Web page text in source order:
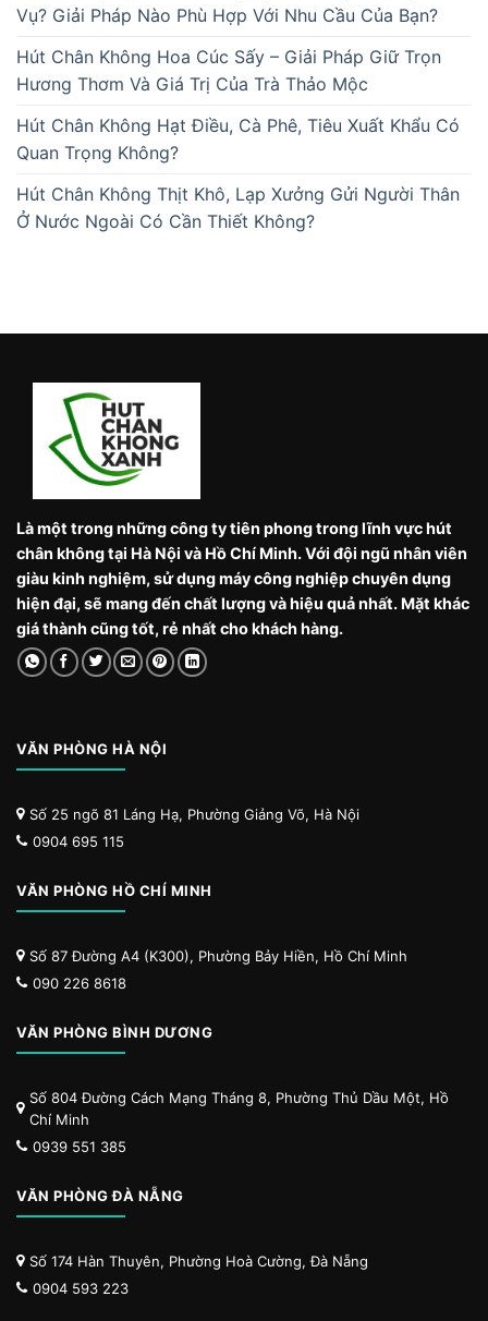
Vụ? Giải Pháp Nào Phù Hợp Với Nhu Cầu Của Bạn?
Hút Chân Không Hoa Cúc Sấy – Giải Pháp Giữ Trọn
Hương Thơm Và Giá Trị Của Trà Thảo Mộc
Hút Chân Không Hạt Điều, Cà Phê, Tiêu Xuất Khẩu Có
Quan Trọng Không?
Hút Chân Không Thịt Khô, Lạp Xưởng Gửi Người Thân
Ở Nước Ngoài Có Cần Thiết Không?
Là một trong những công ty tiên phong trong lĩnh vực hút
chân không tại Hà Nội và Hồ Chí Minh. Với đội ngũ nhân viên
giàu kinh nghiệm, sử dụng máy công nghiệp chuyên dụng
hiện đại, sẽ mang đến chất lượng và hiệu quả nhất. Mặt khác
giá thành cũng tốt, rẻ nhất cho khách hàng.
VĂN PHÒNG HÀ NỘI
Số 25 ngõ 81 Láng Hạ, Phường Giảng Võ, Hà Nội
0904 695 115
VĂN PHÒNG HỒ CHÍ MINH
Số 87 Đường A4 (K300), Phường Bảy Hiền, Hồ Chí Minh
090 226 8618
VĂN PHÒNG BÌNH DƯƠNG
Số 804 Đường Cách Mạng Tháng 8, Phường Thủ Dầu Một, Hồ
Chí Minh
0939 551 385
VĂN PHÒNG ĐÀ NẴNG
Số 174 Hàn Thuyên, Phường Hoà Cường, Đà Nẵng
0904 593 223